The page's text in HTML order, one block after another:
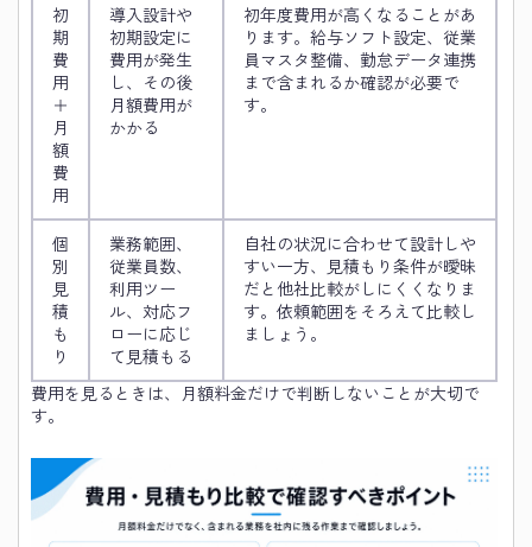
初
期
費
用
＋
月
額
費
用
導入設計や
初期設定に
費用が発生
し、その後
月額費用が
かかる
初年度費用が高くなることがあ
ります。給与ソフト設定、従業
員マスタ整備、勤怠データ連携
まで含まれるか確認が必要で
す。
個
別
見
積
も
り
業務範囲、
従業員数、
利用ツー
ル、対応フ
ローに応じ
て見積もる
自社の状況に合わせて設計しや
すい一方、見積もり条件が曖昧
だと他社比較がしにくくなりま
す。依頼範囲をそろえて比較し
ましょう。
費用を見るときは、月額料金だけで判断しないことが大切で
す。